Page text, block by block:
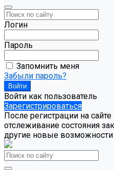
Логин
Пароль
Запомнить меня
Забыли пароль?
Войти как пользователь
Зарегистрироваться
После регистрации на
отслеживание состояния
другие новые возможности